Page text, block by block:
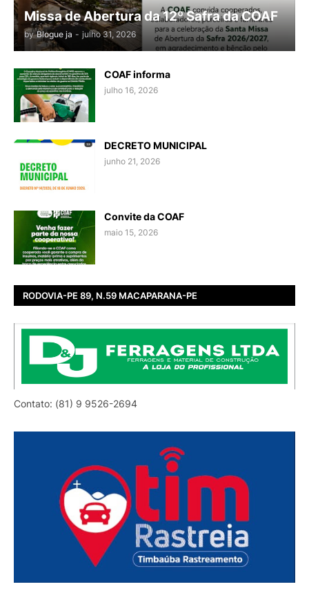
Missa de Abertura da 12º Safra da COAF
by Blogue ja - julho 31, 2026
COAF informa
julho 16, 2026
DECRETO MUNICIPAL
junho 21, 2026
Convite da COAF
maio 15, 2026
RODOVIA-PE 89, N.59 MACAPARANA-PE
Contato: (81) 9 9526-2694